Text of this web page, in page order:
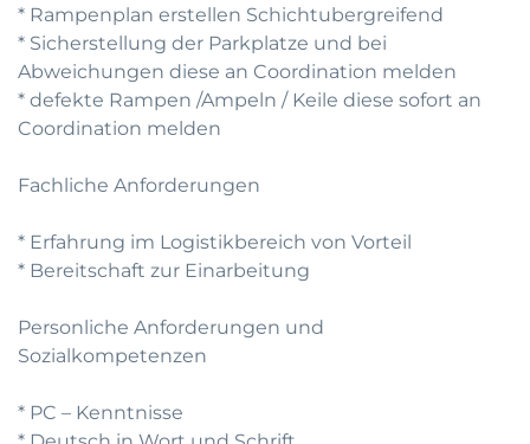
* Rampenplan erstellen Schichtubergreifend
* Sicherstellung der Parkplatze und bei
Abweichungen diese an Coordination melden
* defekte Rampen /Ampeln / Keile diese sofort an
Coordination melden
Fachliche Anforderungen
* Erfahrung im Logistikbereich von Vorteil
* Bereitschaft zur Einarbeitung
Personliche Anforderungen und
Sozialkompetenzen
* PC – Kenntnisse